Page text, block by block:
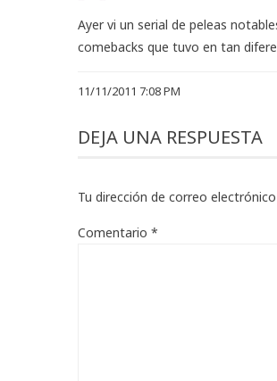
Ayer vi un serial de peleas
comebacks que tuvo en tan
11/11/2011 7:08 PM
DEJA UNA RESPUESTA
Tu dirección de correo
Comentario *